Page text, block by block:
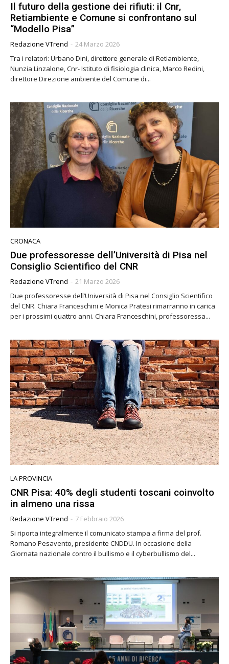
Il futuro della gestione dei rifiuti: il Cnr,
Retiambiente e Comune si confrontano sul
“Modello Pisa”
Redazione VTrend - 24 Marzo 2026
Tra i relatori: Urbano Dini, direttore generale di Retiambiente,
Nunzia Linzalone, Cnr- Istituto di fisiologia clinica, Marco Redini,
direttore Direzione ambiente del Comune di...
CRONACA
Due professoresse dell’Università di Pisa nel
Consiglio Scientifico del CNR
Redazione VTrend - 21 Marzo 2026
Due professoresse dell’Università di Pisa nel Consiglio Scientifico
del CNR. Chiara Franceschini e Monica Pratesi rimarranno in carica
per i prossimi quattro anni. Chiara Franceschini, professoressa...
LA PROVINCIA
CNR Pisa: 40% degli studenti toscani coinvolto
in almeno una rissa
Redazione VTrend - 7 Febbraio 2026
Si riporta integralmente il comunicato stampa a firma del prof.
Romano Pesavento, presidente CNDDU. In occasione della
Giornata nazionale contro il bullismo e il cyberbullismo del...